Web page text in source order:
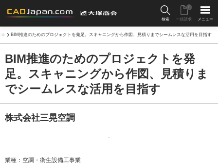
検索 一括請求
0
メニュー
BIM推進のためのプロジェクトを発足。スキャニングから作図、見積りまでシームレスな活用を目指す
BIM推進のためのプロジェクトを発
足。スキャニングから作図、見積りま
でシームレスな活用を目指す
株式会社三晃空調
業種
空調・衛生設備工事業